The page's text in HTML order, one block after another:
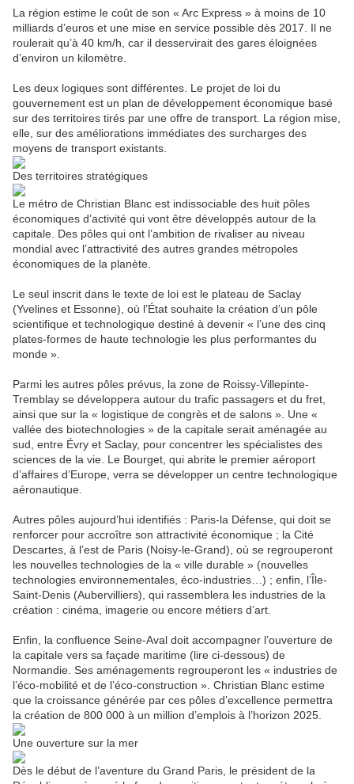
La région estime le coût de son « Arc Express » à moins de 10
milliards d’euros et une mise en service possible dès 2017. Il ne
roulerait qu’à 40 km/h, car il desservirait des gares éloignées
d’environ un kilomètre.
Les deux logiques sont différentes. Le projet de loi du
gouvernement est un plan de développement économique basé
sur des territoires tirés par une offre de transport. La région mise,
elle, sur des améliorations immédiates des surcharges des
moyens de transport existants.
Des territoires stratégiques
Le métro de Christian Blanc est indissociable des huit pôles
économiques d’activité qui vont être développés autour de la
capitale. Des pôles qui ont l’ambition de rivaliser au niveau
mondial avec l’attractivité des autres grandes métropoles
économiques de la planète.
Le seul inscrit dans le texte de loi est le plateau de Saclay
(Yvelines et Essonne), où l’État souhaite la création d’un pôle
scientifique et technologique destiné à devenir « l’une des cinq
plates-formes de haute technologie les plus performantes du
monde ».
Parmi les autres pôles prévus, la zone de Roissy-Villepinte-
Tremblay se développera autour du trafic passagers et du fret,
ainsi que sur la « logistique de congrès et de salons ». Une «
vallée des biotechnologies » de la capitale serait aménagée au
sud, entre Évry et Saclay, pour concentrer les spécialistes des
sciences de la vie. Le Bourget, qui abrite le premier aéroport
d’affaires d’Europe, verra se développer un centre technologique
aéronautique.
Autres pôles aujourd’hui identifiés : Paris-la Défense, qui doit se
renforcer pour accroître son attractivité économique ; la Cité
Descartes, à l’est de Paris (Noisy-le-Grand), où se regrouperont
les nouvelles technologies de la « ville durable » (nouvelles
technologies environnementales, éco-industries…) ; enfin, l’Île-
Saint-Denis (Aubervilliers), qui rassemblera les industries de la
création : cinéma, imagerie ou encore métiers d’art.
Enfin, la confluence Seine-Aval doit accompagner l’ouverture de
la capitale vers sa façade maritime (lire ci-dessous) de
Normandie. Ses aménagements regrouperont les « industries de
l’éco-mobilité et de l’éco-construction ». Christian Blanc estime
que la croissance générée par ces pôles d’excellence permettra
la création de 800 000 à un million d’emplois à l’horizon 2025.
Une ouverture sur la mer
Dès le début de l’aventure du Grand Paris, le président de la